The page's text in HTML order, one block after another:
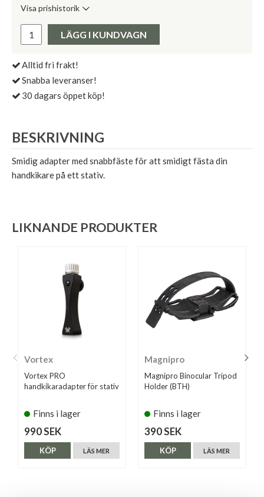
Visa prishistorik
Pris:
LÄGG I KUNDVAGN
Alltid fri frakt!
Snabba leveranser!
30 dagars öppet köp!
BESKRIVNING
Smidig adapter med snabbfäste för att smidigt fästa din
handkikare på ett stativ.
LIKNANDE PRODUKTER
Vortex
Vortex PRO
handkikaradapter för stativ
Finns i lager
990 SEK
LÄS MER
KÖP
Magnipro
Magnipro Binocular Tripod
Holder (BTH)
Finns i lager
390 SEK
LÄS MER
KÖP